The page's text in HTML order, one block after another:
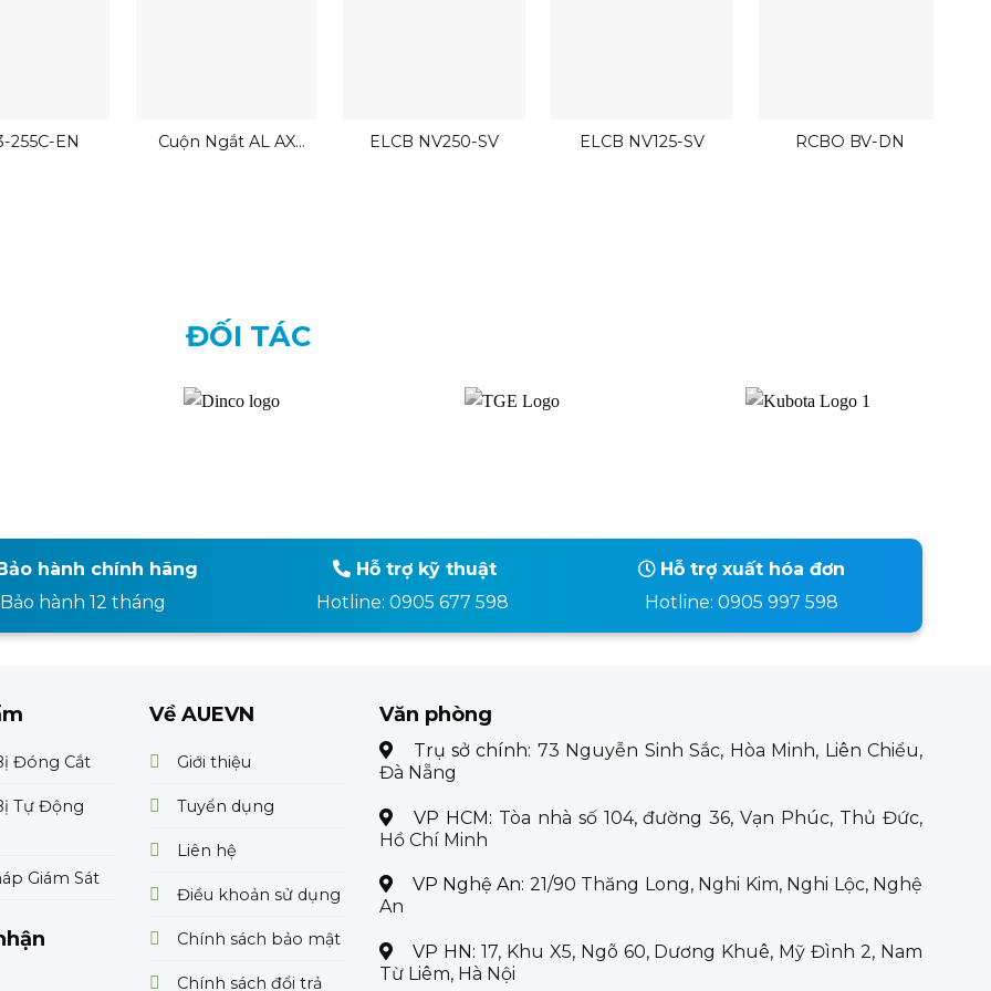
255C-EN
Cuộn Ngắt AL AX
ELCB NV250-SV ELCB NV125-SV RCBO BV-DN
ĐỐI TÁC
hành chính hãng
Bảo hành 12 tháng
Hỗ trợ kỹ thuật
Hotline: 0905 677 598
Hỗ trợ xuất hóa đơn
Hotline: 0905 997 598
Đóng Cắt
Tự Động
Giám Sát
Về AUEVN
Giới thiệu
Tuyển dụng
Liên hệ
Điều khoản sử dụng
Chính sách bảo mật
Chính sách đổi trả
Văn phòng
Trụ sở chính: 73 Nguyễn Sinh Sắc, Hòa Minh, Liên Chiểu,
Đà Nẵng
VP HCM: Tòa nhà số 104, đường 36, Vạn Phúc, Thủ Đức,
Hồ Chí Minh
VP Nghệ An: 21/90 Thăng Long, Nghi Kim, Nghi Lộc, Nghệ
An
VP HN: 17, Khu X5, Ngõ 60, Dương Khuê, Mỹ Đình 2, Nam
Từ Liêm, Hà Nội